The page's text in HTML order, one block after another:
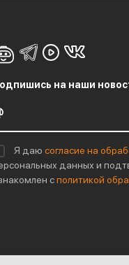
на наши
Я даюсогласие на
данных и
сполитикой